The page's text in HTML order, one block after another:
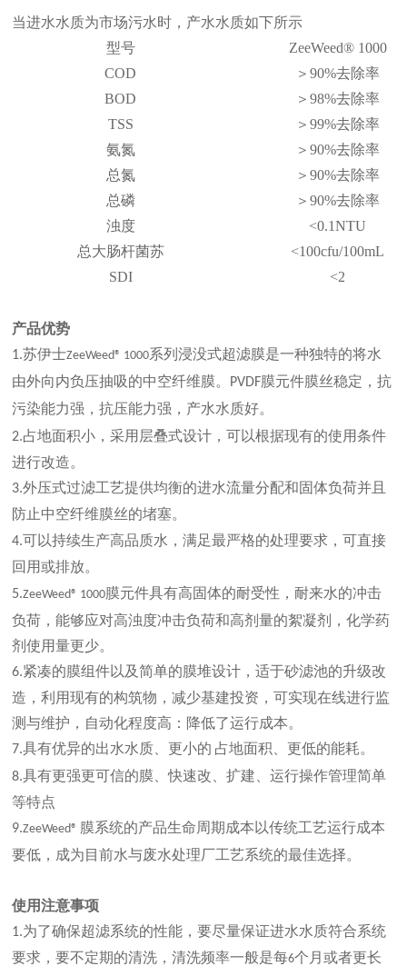
当进水水质为市场污水时，产水水质如下所示
型号
ZeeWeed® 1000
COD
＞90%去除率
BOD
＞98%去除率
TSS
＞99%去除率
氨氮
＞90%去除率
总氮
＞90%去除率
总磷
＞90%去除率
浊度
<0.1NTU
总大肠杆菌苏
<100cfu/100mL
SDI
<2
产品优势
1.苏伊士ZeeWeed® 1000系列浸没式超滤膜是一种独特的将水
由外向内负压抽吸的中空纤维膜。 PVDF膜元件膜丝稳定，抗
污染能力强，抗压能力强，产水水质好。
2.占地面积小，采用层叠式设计，可以根据现有的使用条件
进行改造。
3.外压式过滤工艺提供均衡的进水流量分配和固体负荷并且
防止中空纤维膜丝的堵塞。
4.可以持续生产高品质水，满足最严格的处理要求，可直接
回用或排放。
5.ZeeWeed® 1000膜元件具有高固体的耐受性， 耐来水的冲击
负荷 ，能够应对高浊度冲击负荷和高剂量的絮凝剂，化学药
剂使用量更少。
6.紧凑的膜组件以及简单的膜堆设计，适于砂滤池的升级改
造 ，利用现有的构筑物，减少基建投资 ，可实现在线进行监
测与维护， 自动化程度高：降低了运行成本。
7.具有优异的出水水质、更小的 占地面积、更低的能耗。
8.具有更强更可信的膜、快速改、扩建、运行操作管理简单
等特点
9.ZeeWeed®膜系统的产品生命周期成本 以传统工艺运行成本
要低 ，成为 目前水与废水处理厂工艺系统的最佳选择。
使用注意事项
1.为了确保超滤系统的性能，要尽量保证进水水质符合系统
要求，要不定期的清洗，清洗频率一般是每6个月或者更长